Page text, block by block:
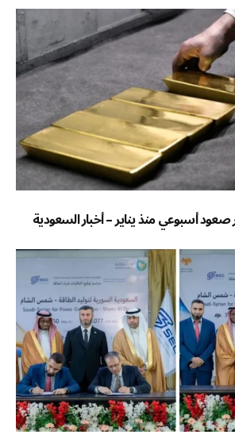
أسبوعي منذ يناير – أخبار السعودية